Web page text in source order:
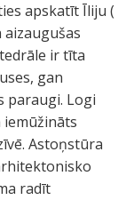
apskatīt Īliju (
aizaugušas
ir tīta
gan
paraugi. Logi
Astoņstūra
radīt